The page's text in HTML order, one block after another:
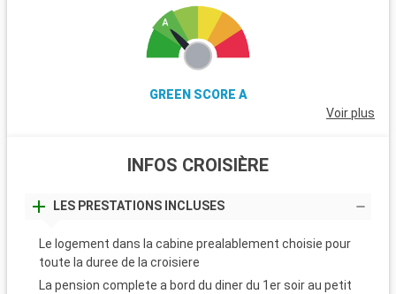
GREEN SCORE A
Voir plus
INFOS CROISIÈRE
LES PRESTATIONS INCLUSES
Le logement dans la cabine prealablement choisie pour
toute la duree de la croisiere
La pension complete a bord du diner du 1er soir au petit